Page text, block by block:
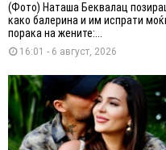
(Фото) Наташа Беквалац
како балерина и им испрати
порака на жените:...
16:01 - 6 август, 2026